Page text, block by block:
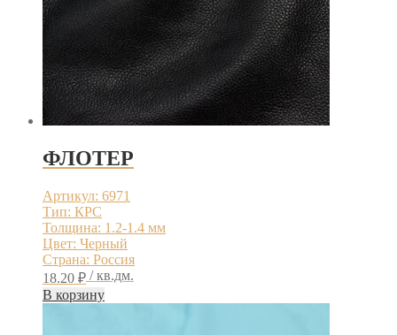
ФЛОТЕР
Артикул: 6971
Тип: КРС
Толщина: 1.2-1.4 мм
Цвет: Черный
Страна: Россия
18.20 ₽ / кв.дм.
В корзину